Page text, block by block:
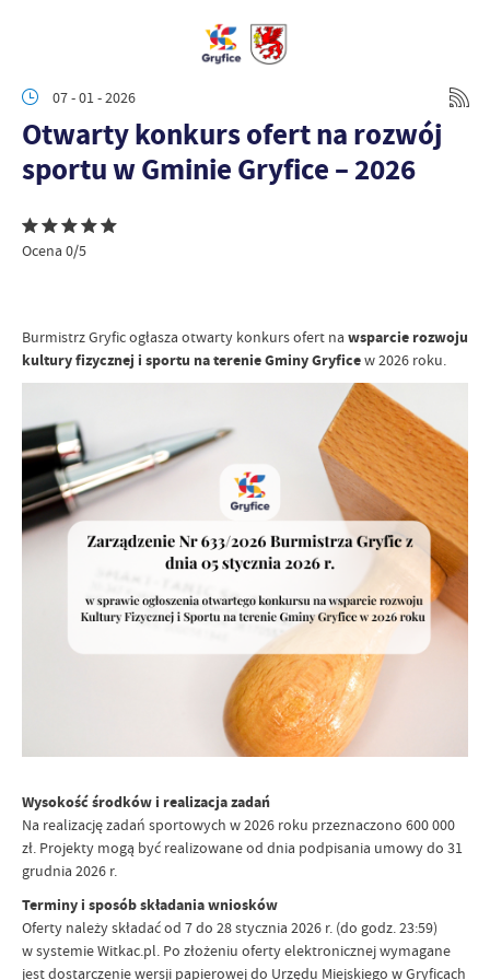
07 - 01 - 2026
Otwarty konkurs ofert na rozwój
sportu w Gminie Gryfice – 2026
Ocena 0/5
Burmistrz Gryfic ogłasza otwarty konkurs ofert na wsparcie rozwoju
kultury fizycznej i sportu na terenie Gminy Gryficew 2026 roku.
Wysokość środków i realizacja zadań
Na realizację zadań sportowych w 2026 roku przeznaczono 600 000
zł. Projekty mogą być realizowane od dnia podpisania umowy do 31
grudnia 2026 r.
Terminy i sposób składania wniosków
Oferty należy składać od 7 do 28 stycznia 2026 r. (do godz. 23:59)
w systemie Witkac.pl. Po złożeniu oferty elektronicznej wymagane
jest dostarczenie wersji papierowej do Urzędu Miejskiego w Gryficach